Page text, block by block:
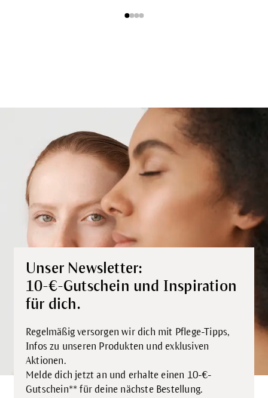
Unser Newsletter:
10-€-Gutschein und Inspiration
für dich.
Regelmäßig versorgen wir dich mit Pflege-Tipps,
Infos zu unseren Produkten und exklusiven
Aktionen.
Melde dich jetzt an und erhalte einen 10-€-
Gutschein** für deine nächste Bestellung.